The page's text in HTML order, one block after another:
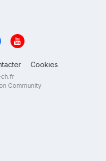
Cookies
Community